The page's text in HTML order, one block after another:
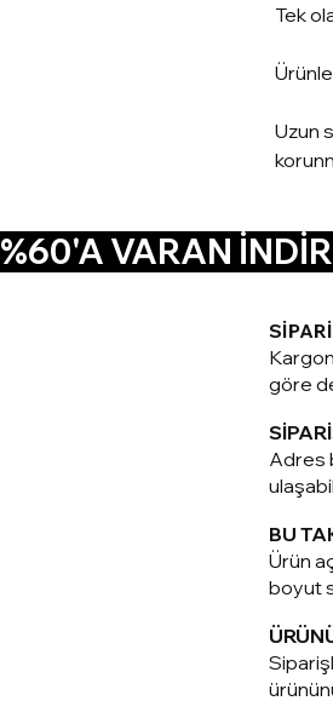
Tek
Uzun
%60'A VARAN
göre
Adres
BU
Ürün
boyut